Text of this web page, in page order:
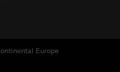
Europe